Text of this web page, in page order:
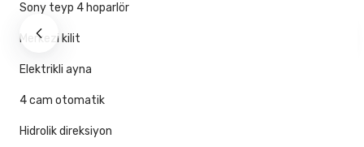
Sony teyp 4 hoparlör
Merkezi kilit
Elektrikli ayna
4 cam otomatik
Hidrolik direksiyon